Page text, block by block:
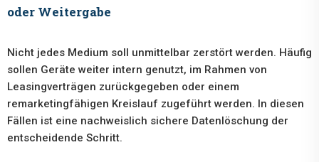
oder Weitergabe
Nicht jedes Medium soll unmittelbar zerstört werden. Häufig
sollen Geräte weiter intern genutzt, im Rahmen von
Leasingverträgen zurückgegeben oder einem
remarketingfähigen Kreislauf zugeführt werden. In diesen
Fällen ist eine nachweislich sichere Datenlöschung der
entscheidende Schritt.